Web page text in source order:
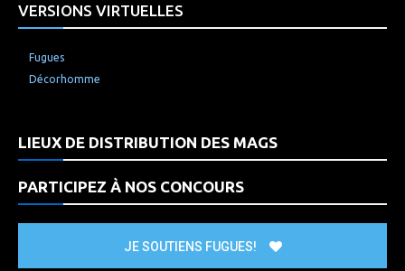
VERSIONS VIRTUELLES
Fugues
Décorhomme
LIEUX DE DISTRIBUTION DES MAGS
PARTICIPEZ À NOS CONCOURS
JE SOUTIENS FUGUES!